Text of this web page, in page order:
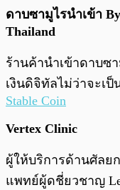
ดาบซามูไรนำเข้า
Thailand
ร้านค้านำเข้าดาบซ
เงินดิจิทัลไม่ว่าจะเป็
Stable Coin
Vertex Clinic
ผู้ให้บริการด้านศัลย
แพทย์ผู้ดชี่ยวชาญ